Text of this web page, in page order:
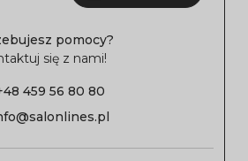
pomocy?
się z nami!
459 56 80 80